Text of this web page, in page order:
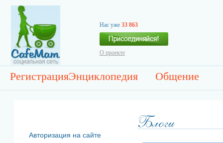
Нас уже 33 863
О проекте
РегистрацияЭнциклопедия Общение
Авторизация на сайте